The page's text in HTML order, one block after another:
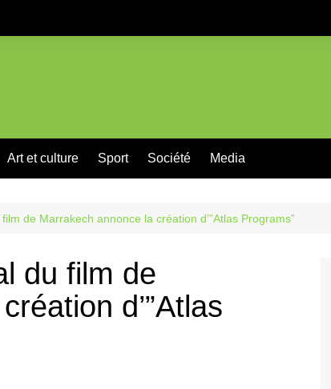
Art et culture Sport Société Media
de Marrakech annonce la création d’”Atlas Programs”
du film de
d’”Atlas